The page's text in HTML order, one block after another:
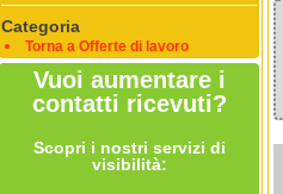
Categoria
Torna a Offerte di lavoro
Vuoi aumentare i
contatti ricevuti?
Scopri i nostri servizi di
visibilità: